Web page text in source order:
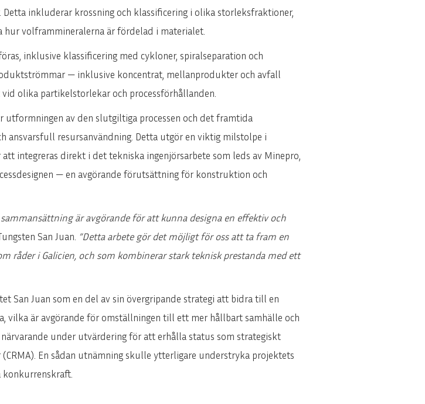
DEUTSCH
inkluderar krossning och klassificering i olika storleksfraktioner,
volframmineralerna är fördelad i materialet.
inklusive klassificering med cykloner, spiralseparation och
— inklusive koncentrat, mellanprodukter och avfall
olika partikelstorlekar och processförhållanden.
av den slutgiltiga processen och det framtida
ansvarsfull resursanvändning. Detta utgör en viktig milstolpe i
integreras direkt i det tekniska ingenjörsarbete som leds av Minepro,
— en avgörande förutsättning för konstruktion och
är avgörande för att kunna designa en effektiv och
San Juan. ”Detta arbete gör det möjligt för oss att ta fram en
råder i Galicien, och som kombinerar stark teknisk prestanda med ett
Juan som en del av sin övergripande strategi att bidra till en
vilka är avgörande för omställningen till ett mer hållbart samhälle och
under utvärdering för att erhålla status som strategiskt
En sådan utnämning skulle ytterligare understryka projektets